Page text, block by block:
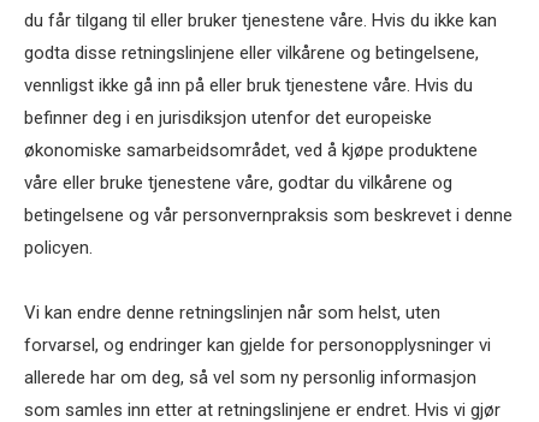
du får tilgang til eller bruker tjenestene våre. Hvis du ikke kan
godta disse retningslinjene eller vilkårene og betingelsene,
vennligst ikke gå inn på eller bruk tjenestene våre. Hvis du
befinner deg i en jurisdiksjon utenfor det europeiske
økonomiske samarbeidsområdet, ved å kjøpe produktene
våre eller bruke tjenestene våre, godtar du vilkårene og
betingelsene og vår personvernpraksis som beskrevet i denne
policyen.
Vi kan endre denne retningslinjen når som helst, uten
forvarsel, og endringer kan gjelde for personopplysninger vi
allerede har om deg, så vel som ny personlig informasjon
som samles inn etter at retningslinjene er endret. Hvis vi gjør